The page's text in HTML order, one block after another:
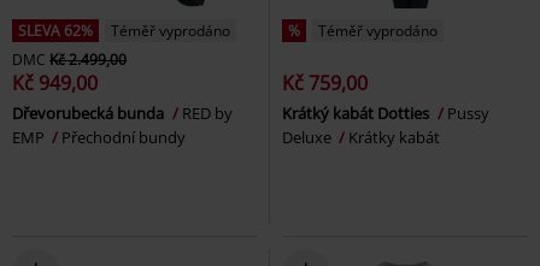
SLEVA 62%
Téměř vyprodáno
DMC Kč 2.499,00
Kč 949,00
Dřevorubecká bunda
RED by
EMP
Přechodní bundy
% Téměř vyprodáno
Kč 759,00
Krátký kabát Dotties
Pussy
Deluxe
Krátky kabát